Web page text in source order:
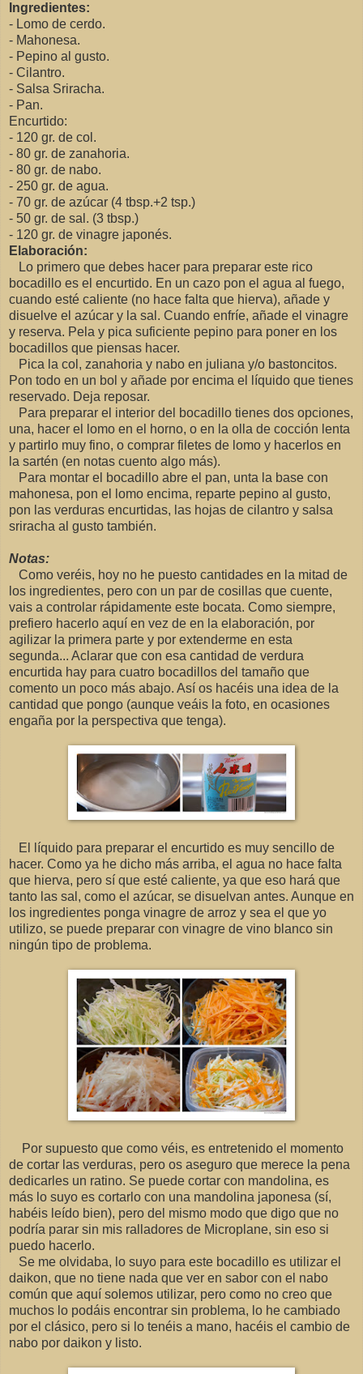
Ingredientes:
- Lomo de cerdo.
- Mahonesa.
- Pepino al gusto.
- Cilantro.
- Salsa Sriracha.
- Pan.
Encurtido:
- 120 gr. de col.
- 80 gr. de zanahoria.
- 80 gr. de nabo.
- 250 gr. de agua.
- 70 gr. de azúcar (4 tbsp.+2 tsp.)
- 50 gr. de sal. (3 tbsp.)
- 120 gr. de vinagre japonés.
Elaboración:
Lo primero que debes hacer para preparar este rico
bocadillo es el encurtido. En un cazo pon el agua al fuego,
cuando esté caliente (no hace falta que hierva), añade y
disuelve el azúcar y la sal. Cuando enfríe, añade el vinagre
y reserva. Pela y pica suficiente pepino para poner en los
bocadillos que piensas hacer.
Pica la col, zanahoria y nabo en juliana y/o bastoncitos.
Pon todo en un bol y añade por encima el líquido que tienes
reservado. Deja reposar.
Para preparar el interior del bocadillo tienes dos opciones,
una, hacer el lomo en el horno, o en la olla de cocción lenta
y partirlo muy fino, o comprar filetes de lomo y hacerlos en
la sartén (en notas cuento algo más).
Para montar el bocadillo abre el pan, unta la base con
mahonesa, pon el lomo encima, reparte pepino al gusto,
pon las verduras encurtidas, las hojas de cilantro y salsa
sriracha al gusto también.
Notas:
Como veréis, hoy no he puesto cantidades en la mitad de
los ingredientes, pero con un par de cosillas que cuente,
vais a controlar rápidamente este bocata. Como siempre,
prefiero hacerlo aquí en vez de en la elaboración, por
agilizar la primera parte y por extenderme en esta
segunda... Aclarar que con esa cantidad de verdura
encurtida hay para cuatro bocadillos del tamaño que
comento un poco más abajo. Así os hacéis una idea de la
cantidad que pongo (aunque veáis la foto, en ocasiones
engaña por la perspectiva que tenga).
El líquido para preparar el encurtido es muy sencillo de
hacer. Como ya he dicho más arriba, el agua no hace falta
que hierva, pero sí que esté caliente, ya que eso hará que
tanto las sal, como el azúcar, se disuelvan antes. Aunque en
los ingredientes ponga vinagre de arroz y sea el que yo
utilizo, se puede preparar con vinagre de vino blanco sin
ningún tipo de problema.
Por supuesto que como véis, es entretenido el momento
de cortar las verduras, pero os aseguro que merece la pena
dedicarles un ratino. Se puede cortar con mandolina, es
más lo suyo es cortarlo con una mandolina japonesa (sí,
habéis leído bien), pero del mismo modo que digo que no
podría parar sin mis ralladores de Microplane, sin eso si
puedo hacerlo.
Se me olvidaba, lo suyo para este bocadillo es utilizar el
daikon, que no tiene nada que ver en sabor con el nabo
común que aquí solemos utilizar, pero como no creo que
muchos lo podáis encontrar sin problema, lo he cambiado
por el clásico, pero si lo tenéis a mano, hacéis el cambio de
nabo por daikon y listo.